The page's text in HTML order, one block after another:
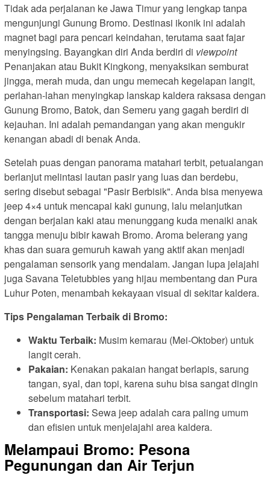
Tidak ada perjalanan ke Jawa Timur yang lengkap tanpa
mengunjungi Gunung Bromo. Destinasi ikonik ini adalah
magnet bagi para pencari keindahan, terutama saat fajar
menyingsing. Bayangkan diri Anda berdiri di viewpoint
Penanjakan atau Bukit Kingkong, menyaksikan semburat
jingga, merah muda, dan ungu memecah kegelapan langit,
perlahan-lahan menyingkap lanskap kaldera raksasa dengan
Gunung Bromo, Batok, dan Semeru yang gagah berdiri di
kejauhan. Ini adalah pemandangan yang akan mengukir
kenangan abadi di benak Anda.
Setelah puas dengan panorama matahari terbit, petualangan
berlanjut melintasi lautan pasir yang luas dan berdebu,
sering disebut sebagai "Pasir Berbisik". Anda bisa menyewa
jeep 4×4 untuk mencapai kaki gunung, lalu melanjutkan
dengan berjalan kaki atau menunggang kuda menaiki anak
tangga menuju bibir kawah Bromo. Aroma belerang yang
khas dan suara gemuruh kawah yang aktif akan menjadi
pengalaman sensorik yang mendalam. Jangan lupa jelajahi
juga Savana Teletubbies yang hijau membentang dan Pura
Luhur Poten, menambah kekayaan visual di sekitar kaldera.
Tips Pengalaman Terbaik di Bromo:
Waktu Terbaik: Musim kemarau (Mei-Oktober) untuk
langit cerah.
Pakaian: Kenakan pakaian hangat berlapis, sarung
tangan, syal, dan topi, karena suhu bisa sangat dingin
sebelum matahari terbit.
Transportasi: Sewa jeep adalah cara paling umum
dan efisien untuk menjelajahi area kaldera.
Melampaui Bromo: Pesona
Pegunungan dan Air Terjun